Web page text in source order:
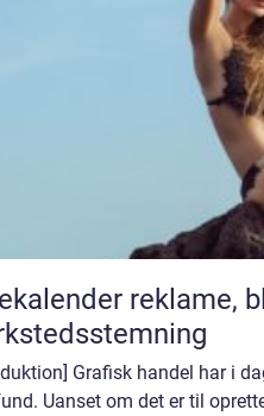
reklame, blikfang og klassisk
Grafisk handel har i
Uanset om det er til